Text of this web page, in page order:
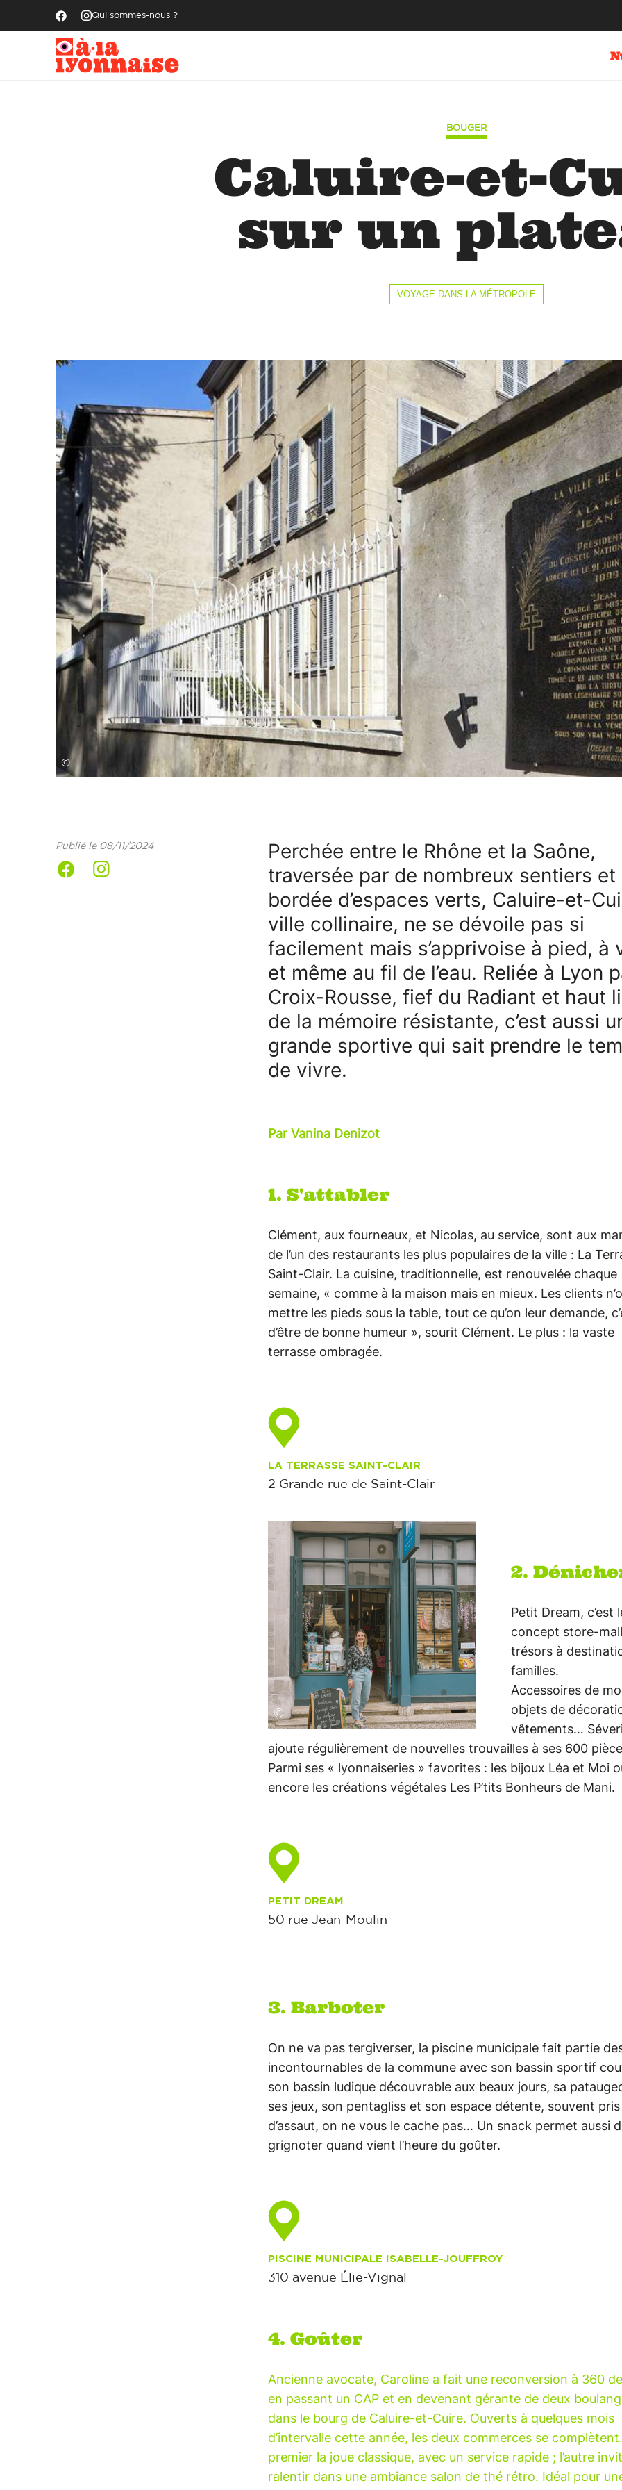
Qui sommes-nous ?
BOUGER
Caluire-et-
sur un
VOYAGE DANS LA MÉTROPOLE
©
Publié le 08/11/2024
Perchée entre le Rhône et la Saône,
traversée par de nombreux sentiers et
bordée d’espaces verts, Caluire-et-
ville collinaire, ne se dévoile pas si
facilement mais s’apprivoise à pied, à
et même au fil de l’eau. Reliée à Lyon
Croix-Rousse, fief du Radiant et haut
de la mémoire résistante, c’est aussi
grande sportive qui sait prendre le
de vivre.
Par Vanina Denizot
1. S'attabler
Clément, aux fourneaux, et Nicolas, au service, sont aux
de l’un des restaurants les plus populaires de la ville : La
Saint-Clair. La cuisine, traditionnelle, est renouvelée chaque
semaine, « comme à la maison mais en mieux. Les clients
mettre les pieds sous la table, tout ce qu’on leur demande,
d’être de bonne humeur », sourit Clément. Le plus : la vaste
terrasse ombragée.
LA TERRASSE SAINT-CLAIR
2 Grande rue de Saint-Clair
©
2.
Petit Dream, c’est
concept store-
trésors à
familles.
Accessoires de
objets de
vêtements…
ajoute régulièrement de nouvelles trouvailles à ses 600
Parmi ses « lyonnaiseries » favorites : les bijoux Léa et Moi
encore les créations végétales Les P’tits Bonheurs de Mani.
PETIT DREAM
50 rue Jean-Moulin
3. Barboter
On ne va pas tergiverser, la piscine municipale fait partie
incontournables de la commune avec son bassin sportif
son bassin ludique découvrable aux beaux jours, sa
ses jeux, son pentagliss et son espace détente, souvent pris
d’assaut, on ne vous le cache pas… Un snack permet aussi
grignoter quand vient l’heure du goûter.
PISCINE MUNICIPALE ISABELLE-JOUFFROY
310 avenue Élie-Vignal
4. Goûter
Ancienne avocate, Caroline a fait une reconversion à 360
en passant un CAP et en devenant gérante de deux
dans le bourg de Caluire-et-Cuire. Ouverts à quelques mois
d’intervalle cette année, les deux commerces se
premier la joue classique, avec un service rapide ; l’autre
ralentir dans une ambiance salon de thé rétro. Idéal pour